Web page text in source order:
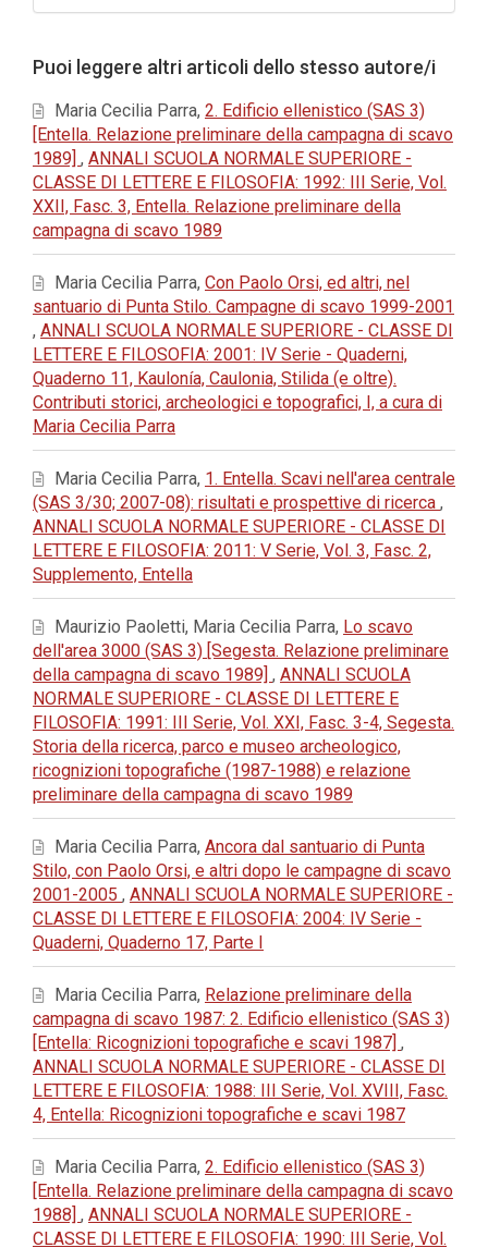
Puoi leggere altri articoli dello stesso autore/i
Maria Cecilia Parra, 2. Edificio ellenistico (SAS 3)
[Entella. Relazione preliminare della campagna di scavo
1989] , ANNALI SCUOLA NORMALE SUPERIORE -
CLASSE DI LETTERE E FILOSOFIA: 1992: III Serie, Vol.
XXII, Fasc. 3, Entella. Relazione preliminare della
campagna di scavo 1989
Maria Cecilia Parra, Con Paolo Orsi, ed altri, nel
santuario di Punta Stilo. Campagne di scavo 1999-2001
, ANNALI SCUOLA NORMALE SUPERIORE - CLASSE DI
LETTERE E FILOSOFIA: 2001: IV Serie - Quaderni,
Quaderno 11, Kaulonía, Caulonia, Stilida (e oltre).
Contributi storici, archeologici e topografici, I, a cura di
Maria Cecilia Parra
Maria Cecilia Parra, 1. Entella. Scavi nell'area centrale
(SAS 3/30; 2007-08): risultati e prospettive di ricerca ,
ANNALI SCUOLA NORMALE SUPERIORE - CLASSE DI
LETTERE E FILOSOFIA: 2011: V Serie, Vol. 3, Fasc. 2,
Supplemento, Entella
Maurizio Paoletti, Maria Cecilia Parra, Lo scavo
dell'area 3000 (SAS 3) [Segesta. Relazione preliminare
della campagna di scavo 1989] , ANNALI SCUOLA
NORMALE SUPERIORE - CLASSE DI LETTERE E
FILOSOFIA: 1991: III Serie, Vol. XXI, Fasc. 3-4, Segesta.
Storia della ricerca, parco e museo archeologico,
ricognizioni topografiche (1987-1988) e relazione
preliminare della campagna di scavo 1989
Maria Cecilia Parra, Ancora dal santuario di Punta
Stilo, con Paolo Orsi, e altri dopo le campagne di scavo
2001-2005 , ANNALI SCUOLA NORMALE SUPERIORE -
CLASSE DI LETTERE E FILOSOFIA: 2004: IV Serie -
Quaderni, Quaderno 17, Parte I
Maria Cecilia Parra, Relazione preliminare della
campagna di scavo 1987: 2. Edificio ellenistico (SAS 3)
[Entella: Ricognizioni topografiche e scavi 1987] ,
ANNALI SCUOLA NORMALE SUPERIORE - CLASSE DI
LETTERE E FILOSOFIA: 1988: III Serie, Vol. XVIII, Fasc.
4, Entella: Ricognizioni topografiche e scavi 1987
Maria Cecilia Parra, 2. Edificio ellenistico (SAS 3)
[Entella. Relazione preliminare della campagna di scavo
1988] , ANNALI SCUOLA NORMALE SUPERIORE -
CLASSE DI LETTERE E FILOSOFIA: 1990: III Serie, Vol.